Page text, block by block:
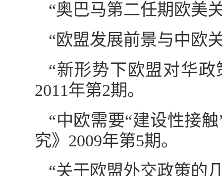
“奥巴马第二任期欧美
“欧盟发展前景与中欧
“新形势下欧盟对华
2011年第2期。
“中欧需要“建设性接
究》2009年第5期。
“关于欧盟外交政策的